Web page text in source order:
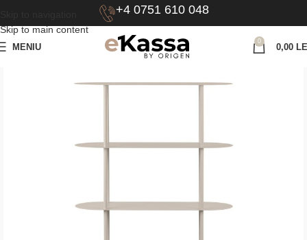
Skip to main content
+4 0751 610 048
MENIU
0
0,00